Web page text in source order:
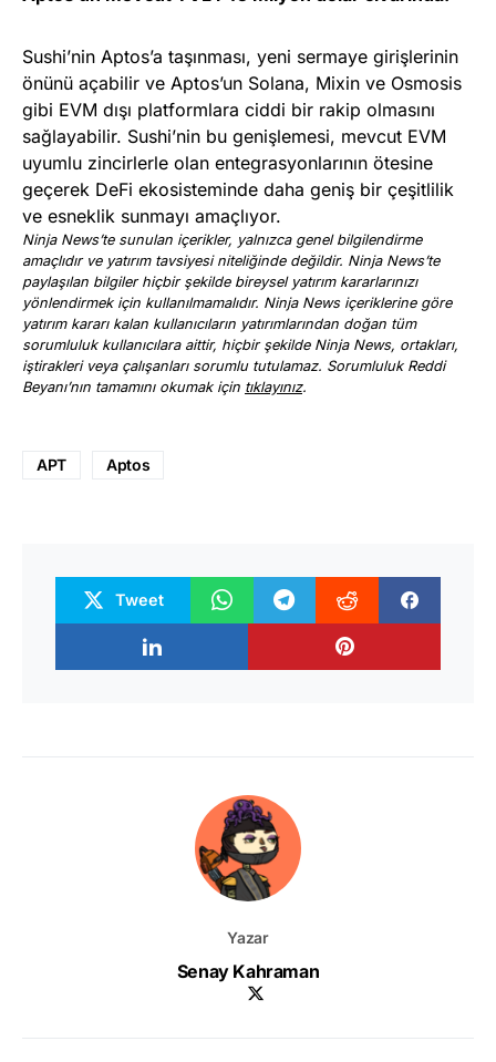
Sushi’nin Aptos’a taşınması, yeni sermaye girişlerinin
önünü açabilir ve Aptos’un Solana, Mixin ve Osmosis
gibi EVM dışı platformlara ciddi bir rakip olmasını
sağlayabilir. Sushi’nin bu genişlemesi, mevcut EVM
uyumlu zincirlerle olan entegrasyonlarının ötesine
geçerek DeFi ekosisteminde daha geniş bir çeşitlilik
ve esneklik sunmayı amaçlıyor.
Ninja News’te sunulan içerikler, yalnızca genel bilgilendirme
amaçlıdır ve yatırım tavsiyesi niteliğinde değildir. Ninja News’te
paylaşılan bilgiler hiçbir şekilde bireysel yatırım kararlarınızı
yönlendirmek için kullanılmamalıdır. Ninja News içeriklerine göre
yatırım kararı kalan kullanıcıların yatırımlarından doğan tüm
sorumluluk kullanıcılara aittir, hiçbir şekilde Ninja News, ortakları,
iştirakleri veya çalışanları sorumlu tutulamaz. Sorumluluk Reddi
Beyanı’nın tamamını okumak için tıklayınız.
APT Aptos
Tweet
Yazar
Senay Kahraman